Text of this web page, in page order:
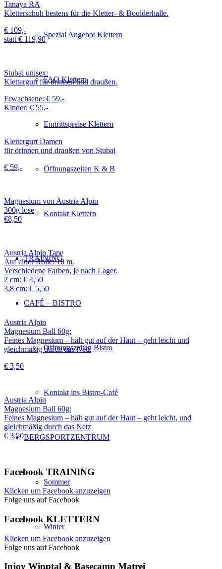
Spezial Angebot Klettern
FAQ Klettern
Eintrittspreise Klettern
Öffnungszeiten K & B
Kontakt Klettern
TRAINING
CAFÉ – BISTRO
Öffnungszeiten Bistro
Kontakt ins Bistro-Café
BERGSPORTZENTRUM
Sommer
Winter
Tanaya RA
Kletterschuh bestens für die Kletter- & Boulderhalle.
€ 109,-
statt € 119,90
Stubai unisex:
Klettergurt für drinnen und draußen.
Erwachsene: € 59,-
Kinder: € 55,-
Klettergurt Damen
für drinnen und draußen von Stubai
€ 59,-
Magnesium von Austria Alpin
300g lose
€8,50
Austria Alpin Tape
Auf einer Rolle: 10 m.
Verschiedene Farben, je nach Lager.
2 cm: € 4,50
3,8 cm: € 5,50
Austria Alpin
Magnesium Ball 60g:
Feines Magnesium – hält gut auf der Haut – geht leicht und
gleichmäßig durch das Netz
€ 3,50
Austria Alpin
Magnesium Ball 60g:
Feines Magnesium – hält gut auf der Haut – geht leicht, und
gleichmäßig durch das Netz
€ 3,50
Facebook TRAINING
Klicken um Facebook anzuzeigen
Folge uns auf Facebook
Facebook KLETTERN
Klicken um Facebook anzuzeigen
Folge uns auf Facebook
Injoy Wipptal & Basecamp Matrei